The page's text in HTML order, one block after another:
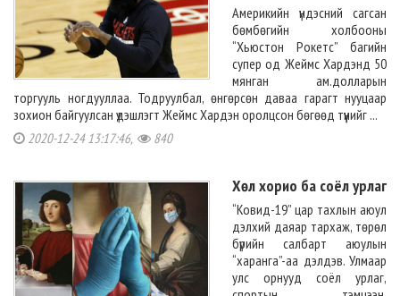
Америкийн үндэсний сагсан
бөмбөгийн холбооны
“Хьюстон Рокетс” багийн
супер од Жеймс Хардэнд 50
мянган ам.долларын
торгууль ногдууллаа. Тодруулбал, өнгөрсөн даваа гарагт нууцаар
зохион байгуулсан үдэшлэгт Жеймс Хардэн оролцсон бөгөөд түүнийг ...
2020-12-24 13:17:46, 840
Хөл хорио ба соёл урлаг
“Ковид-19” цар тахлын аюул
дэлхий даяар тархаж, төрөл
бүрийн салбарт аюулын
“харанга”-аа дэлдэв. Улмаар
улс орнууд соёл урлаг,